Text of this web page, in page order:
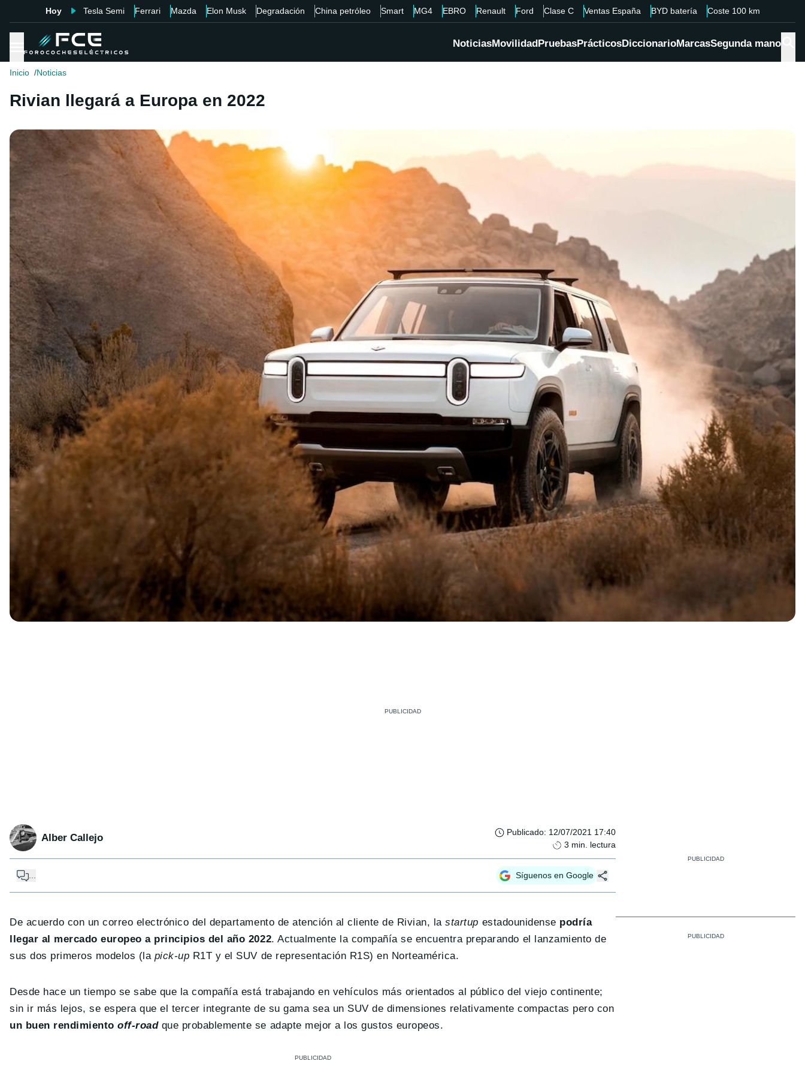
Hoy Tesla Semi Ferrari Mazda Elon Musk Degradación China petróleo Smart MG4 EBRO Renault Ford Clase C Ventas España BYD batería Coste 100 km
NoticiasMovilidadPruebasPrácticosDiccionarioMarcasSegunda mano
Inicio Noticias
Rivian llegará a Europa en 2022
Alber Callejo Publicado: 12/07/2021 17:40
3 min. lectura
... Síguenos en Google
De acuerdo con un correo electrónico del departamento de atención al cliente de Rivian, lastartup estadounidense podría
llegar al mercado europeo a principios del año 2022. Actualmente la compañía se encuentra preparando el lanzamiento de
sus dos primeros modelos (la pick-up R1T y el SUV de representación R1S) en Norteamérica.
Desde hace un tiempo se sabe que la compañía está trabajando en vehículos más orientados al público del viejo continente;
sin ir más lejos, se espera que el tercer integrante de su gama sea un SUV de dimensiones relativamente compactas pero con
un buen rendimientooff-roadque probablemente se adapte mejor a los gustos europeos.